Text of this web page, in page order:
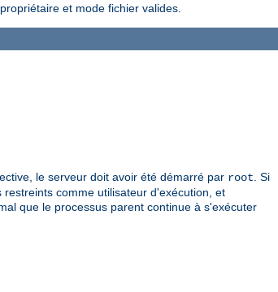
et mode fichier valides.
le serveur doit avoir été démarré par root . Si
comme utilisateur d'exécution, et
que le processus parent continue à s'exécuter